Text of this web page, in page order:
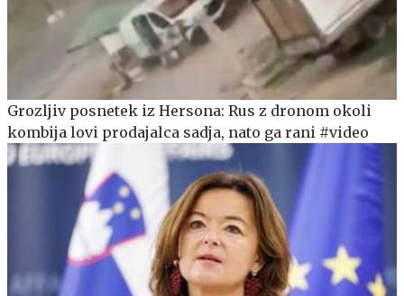
Grozljiv posnetek iz Hersona: Rus z dronom okoli
kombija lovi prodajalca sadja, nato ga rani #video